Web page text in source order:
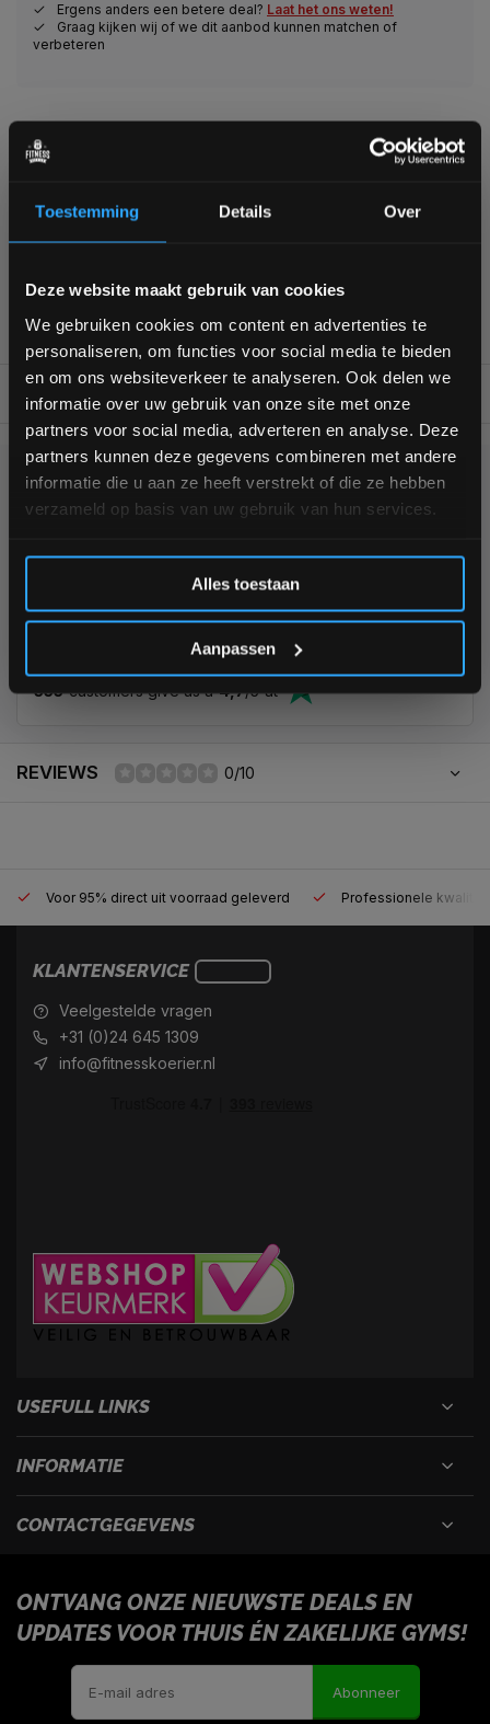
Toestemming Details Over
Deze website maakt gebruik van cookies
We gebruiken cookies om content en advertenties te
personaliseren, om functies voor social media te bieden
en om ons websiteverkeer te analyseren. Ook delen we
informatie over uw gebruik van onze site met onze
partners voor social media, adverteren en analyse. Deze
partners kunnen deze gegevens combineren met andere
informatie die u aan ze heeft verstrekt of die ze hebben
verzameld op basis van uw gebruik van hun services.
Alles toestaan
Aanpassen
Ergens anders een betere deal? Laat het ons weten!
Graag kijken wij of we dit aanbod kunnen matchen of
verbeteren
Veilig betalen met een grote keuze aan betaalopties
Voor 95% direct uit voorraad geleverd
Persoonlijk en deskundig advies op maat
Complete gym inrichting mogelijk
BESCHRIJVING
KUNNEN WE HELPEN?
+31 (0)24 645 1309
355 customers give us a 4,7/5 at
REVIEWS 0/10
Voor 95% direct uit voorraad geleverd Professionele
KLANTENSERVICE
Veelgestelde vragen
+31 (0)24 645 1309
info@fitnesskoerier.nl
USEFULL LINKS
INFORMATIE
CONTACTGEGEVENS
ONTVANG ONZE NIEUWSTE DEALS EN
UPDATES VOOR THUIS ÉN ZAKELIJKE GYMS!
Abonneer
Bam! 5% korting op je volgende
Schrijf je in voor onze nieuwsbrief om op de hoogte te
blijven over onze nieuwe producten, deals en meer
interessante info. Ontvang 5% korting op je eerstvolgende
aankoop! 😀
Inschrijven
*Verzendkosten vallen buiten de korting